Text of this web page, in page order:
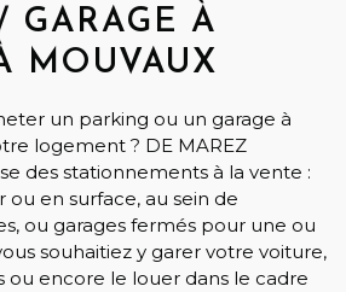
GARAGE À
MOUVAUX
un parking ou un garage à
logement ? DE MAREZ
des stationnements à la vente :
en surface, au sein de
ou garages fermés pour une ou
souhaitiez y garer votre voiture,
ou encore le louer dans le cadre